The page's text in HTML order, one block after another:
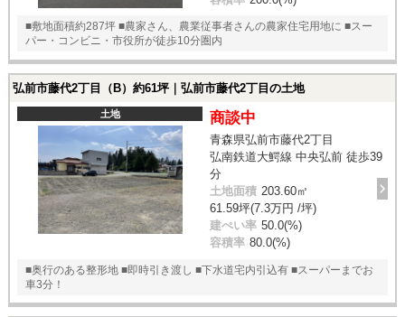
■敷地面積約287坪 ■農家さん、農業従事者さんの農家住宅用地に ■スー
パー・コンビニ・市役所が徒歩10分圏内
弘前市藤代2丁目（B）約61坪｜弘前市藤代2丁目の土地
土地 商談中
青森県弘前市藤代2丁目
弘南鉄道大鰐線 中央弘前 徒歩39
分
土地面積 203.60㎡
61.59坪(7.3万円 /坪)
建ぺい率 50.0(%)
容積率 80.0(%)
■奥行のある整形地 ■即時引き渡し ■下水道宅内引込有 ■スーパーまでお
車3分！